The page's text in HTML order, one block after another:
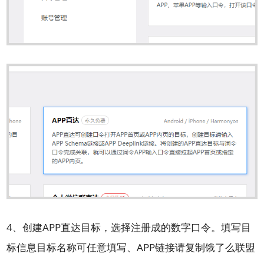
4、创建APP直达目标，选择注册成的数字口令。填写目
标信息目标名称可任意填写、APP链接请复制饿了么联盟